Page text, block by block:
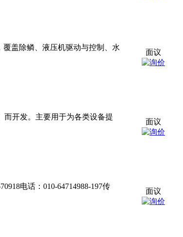
覆盖除鳞、液压机驱动与控制、水
面议
而开发。主要用于为各类设备提
面议
电话：010-64714988-197传
面议